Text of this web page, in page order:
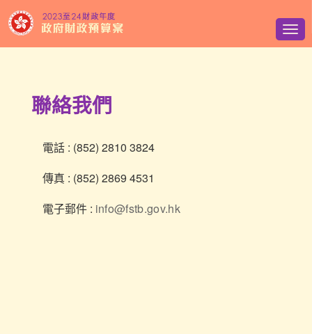
選
單
聯絡我們
電話 : (852) 2810 3824
傳真 : (852) 2869 4531
電子郵件 : info@fstb.gov.hk